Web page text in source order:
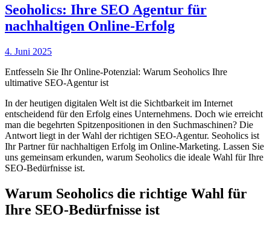
Seoholics: Ihre SEO Agentur für
nachhaltigen Online-Erfolg
4. Juni 2025
Entfesseln Sie Ihr Online-Potenzial: Warum Seoholics Ihre
ultimative SEO-Agentur ist
In der heutigen digitalen Welt ist die Sichtbarkeit im Internet
entscheidend für den Erfolg eines Unternehmens. Doch wie erreicht
man die begehrten Spitzenpositionen in den Suchmaschinen? Die
Antwort liegt in der Wahl der richtigen SEO-Agentur. Seoholics ist
Ihr Partner für nachhaltigen Erfolg im Online-Marketing. Lassen Sie
uns gemeinsam erkunden, warum Seoholics die ideale Wahl für Ihre
SEO-Bedürfnisse ist.
Warum Seoholics die richtige Wahl für
Ihre SEO-Bedürfnisse ist